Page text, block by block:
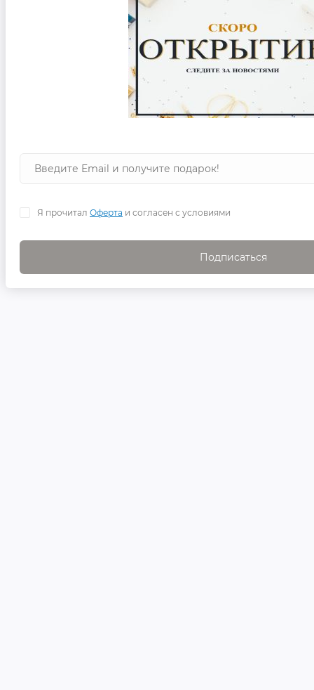
Я прочитал Оферта и согласен с условиями
Подписаться